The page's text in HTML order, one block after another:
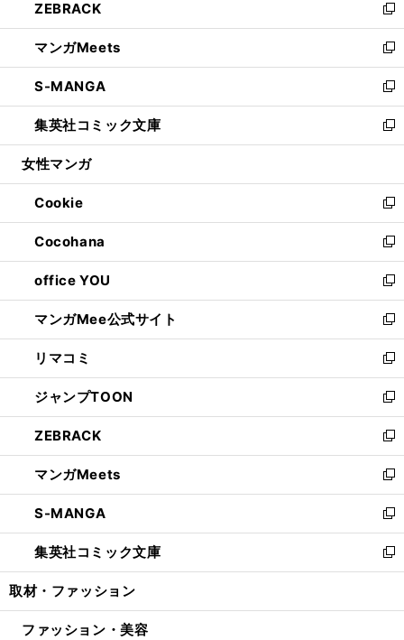
く
で
開
く
ド
ウ
で
開
く
ィ
ン
ド
ウ
で
開
く
い
ウ
ィ
ン
ド
ウ
で
開
ZEBRACK
新
し
い
ウ
ィ
ン
ド
ウ
開
く
マンガMeets
新
し
い
ウ
ィ
ン
ウ
で
開
く
S-MANGA
新
し
い
ウ
ン
ド
ウ
で
開
く
集英社コミック文庫
新
し
ウ
ィ
ン
ド
ウ
で
開
く
女性マンガ
Cookie
新
し
い
ウ
ィ
ン
ド
ウ
で
開
く
Cocohana
新
し
い
ウ
ィ
ン
ド
ウ
で
開
く
office YOU
新
し
い
ウ
ィ
ン
ド
ウ
で
開
く
マンガMee公式サイト
新
し
い
ウ
ィ
ン
ド
ウ
で
開
く
リマコミ
新
し
い
ウ
ィ
ン
ド
ウ
で
開
く
ジャンプTOON
新
し
い
ウ
ィ
ン
ド
ウ
で
開
ZEBRACK
新
し
い
ウ
ィ
ン
ド
ウ
開
マンガMeets
新
し
い
ウ
ィ
ン
ウ
S-MANGA
新
し
い
ウ
ン
集英社コミック文庫
新
し
ウ
取材・ファッション
ファッション・美容